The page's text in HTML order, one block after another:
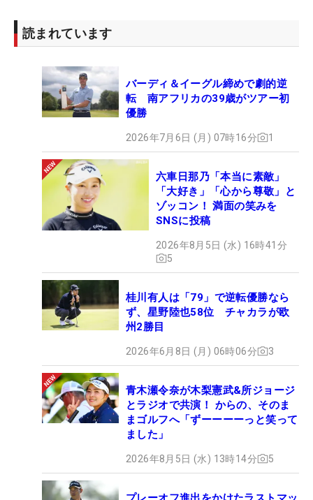
読まれています
バーディ＆イーグル締めで劇的逆
転 南アフリカの39歳がツアー初
優勝
2026年7月6日 (月) 07時16分 1
六車日那乃「本当に素敵」
「大好き」「心から尊敬」と
ゾッコン！ 満面の笑みを
SNSに投稿
2026年8月5日 (水) 16時41分
5
桂川有人は「79」で逆転優勝なら
ず、星野陸也58位 チャカラが欧
州2勝目
2026年6月8日 (月) 06時06分 3
青木瀬令奈が木梨憲武&所ジョージ
とラジオで共演！ からの、そのま
まゴルフへ「ずーーーーっと笑って
ました」
2026年8月5日 (水) 13時14分 5